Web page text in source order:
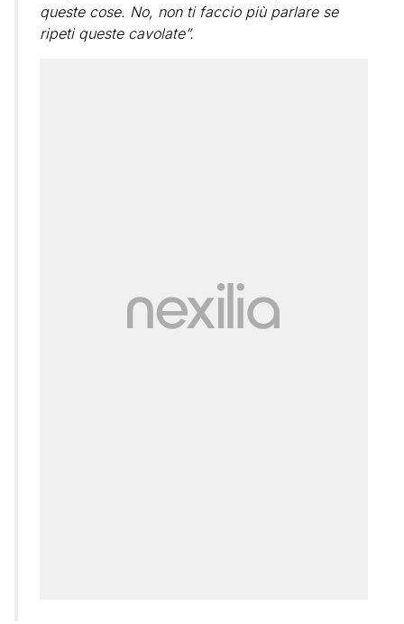
queste cose. No, non ti faccio più parlare se
ripeti queste cavolate”.